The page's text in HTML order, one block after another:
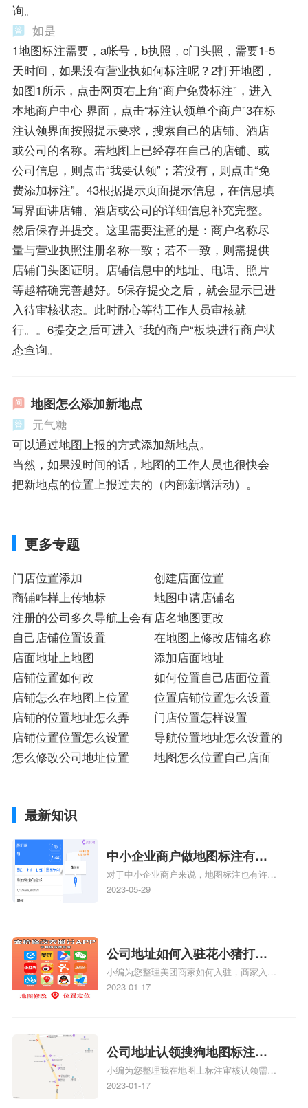
询。
如是
1地图标注需要，a帐号，b执照，c门头照，需要1-5
天时间，如果没有营业执如何标注呢？2打开地图，
如图1所示，点击网页右上角“商户免费标注”，进入
本地商户中心 界面，点击“标注认领单个商户”3在标
注认领界面按照提示要求，搜索自己的店铺、酒店
或公司的名称。若地图上已经存在自己的店铺、或
公司信息，则点击“我要认领”；若没有，则点击“免
费添加标注”。43根据提示页面提示信息，在信息填
写界面讲店铺、酒店或公司的详细信息补充完整。
然后保存并提交。这里需要注意的是：商户名称尽
量与营业执照注册名称一致；若不一致，则需提供
店铺门头图证明。店铺信息中的地址、电话、照片
等越精确完善越好。5保存提交之后，就会显示已进
入待审核状态。此时耐心等待工作人员审核就
行。。6提交之后可进入 ”我的商户“板块进行商户状
态查询。
地图怎么添加新地点
元气糖
可以通过地图上报的方式添加新地点。
当然，如果没时间的话，地图的工作人员也很快会
把新地点的位置上报过去的（内部新增活动）。
更多专题
门店位置添加
创建店面位置
商铺咋样上传地标
地图申请店铺名
注册的公司多久导航上会有店名地图更改
自己店铺位置设置
在地图上修改店铺名称
店面地址上地图
添加店面地址
店铺位置如何改
如何位置自己店面位置
店铺怎么在地图上位置
位置店铺位置怎么设置
店铺的位置地址怎么弄
门店位置怎样设置
店铺位置位置怎么设置
导航位置地址怎么设置的
怎么修改公司地址位置
地图怎么位置自己店面
最新知识
中小企业商户做地图标注有什
么好处
对于中小企业商户来说，地图标注也有许多
好处，包括：提高可见性和曝光率：通过在
位置，增加商户被发现的机会。方便客户导
航：地图标注可以帮助客户更容易地找到商
户的实际位置。特别是对于新客户或不熟悉
该地区的客户来说，地图标注可以提供明确
图标注服务中心面的存在。对于一些客户来
说，实体指路人地
2023-05-29
公司地址如何入驻花小猪打车
地图标记？指路人地图标注服
务中心铺如何入驻花小猪打车
小编为您整理美团商家如何入驻，商家入驻
教程、商家如何入驻地图、如何入驻地:、
2023-01-17
公司地址认领搜狗地图标注多
久审核？公司地址认领地图标
注多久审核？
小编为您整理我在地图上标注审核认领需要
多久、我在地图上标注审核认领需要多久
2023-01-17